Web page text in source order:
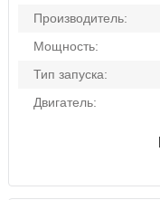
Производитель:
Мощность:
Тип запуска:
Двигатель: